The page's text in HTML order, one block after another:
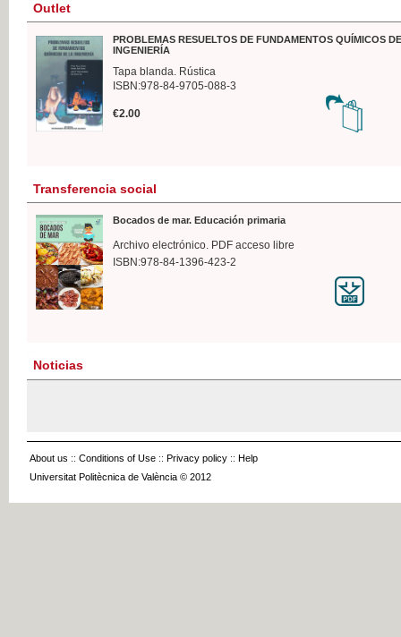
Outlet
PROBLEMAS RESUELTOS DE FUNDAMENTOS QUÍMICOS
INGENIERÍA
Tapa blanda. Rústica
ISBN:978-84-9705-088-3
€2.00
Transferencia social
Bocados de mar. Educación primaria
Archivo electrónico. PDF acceso libre
ISBN:978-84-1396-423-2
Noticias
About us :: Conditions of Use :: Privacy policy :: Help
Universitat Politècnica de València © 2012